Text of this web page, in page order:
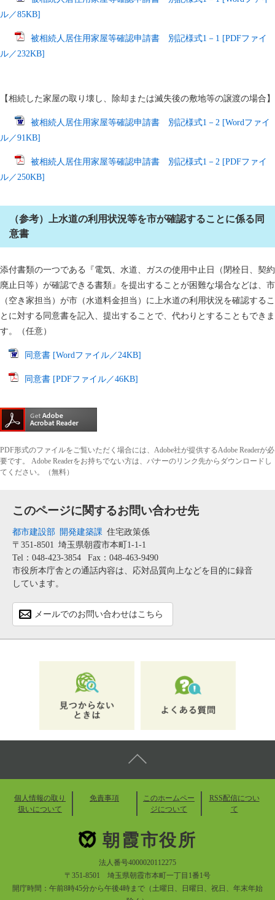
ル／85KB]
被相続人居住用家屋等確認申請書 別記様式1－1 [PDFファイ
ル／232KB]
【相続した家屋の取り壊し、除却または滅失後の敷地等の譲渡の場合】
被相続人居住用家屋等確認申請書 別記様式1－2 [Wordファイ
ル／91KB]
被相続人居住用家屋等確認申請書 別記様式1－2 [PDFファイ
ル／250KB]
（参考）上水道の利用状況等を市が確認することに係る同
意書
添付書類の一つである『電気、水道、ガスの使用中止日（閉栓日、契約
廃止日等）が確認できる書類』を提出することが困難な場合などは、市
（空き家担当）が市（水道料金担当）に上水道の利用状況を確認するこ
とに対する同意書を記入、提出することで、代わりとすることもできま
す。（任意）
同意書 [Wordファイル／24KB]
同意書 [PDFファイル／46KB]
PDF形式のファイルをご覧いただく場合には、Adobe社が提供するAdobe Readerが必
要です。
Adobe Readerをお持ちでない方は、バナーのリンク先からダウンロードし
てください。（無料）
このページに関するお問い合わせ先
都市建設部 開発建築課 住宅政策係
〒351-8501 埼玉県朝霞市本町1-1-1
Tel：048-423-3854
Fax：048-463-9490
市役所本庁舎との通話内容は、応対品質向上などを目的に録音
しています。
メールでのお問い合わせはこちら
個人情報の取り
扱いについて
免責事項
このホームペー
ジについて
RSS配信につい
て
朝霞市役所
法人番号4000020112275
〒351-8501 埼玉県朝霞市本町一丁目1番1号
開庁時間：午前8時45分から午後4時まで（土曜日、日曜日、祝日、年末年始